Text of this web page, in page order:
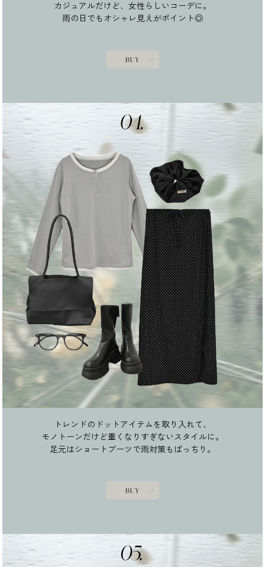
カジュアルだけど、女性らしいコーデに。
雨の日でもオシャレ見えがポイント◎
トレンドのドットアイテムを取り入れて、
モノトーンだけど重くなりすぎないスタイルに。
足元はショートブーツで雨対策もばっちり。